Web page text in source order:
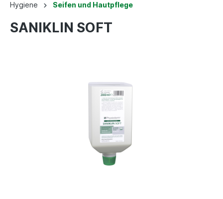
Hygiene Seifen und Hautpflege
SANIKLIN SOFT